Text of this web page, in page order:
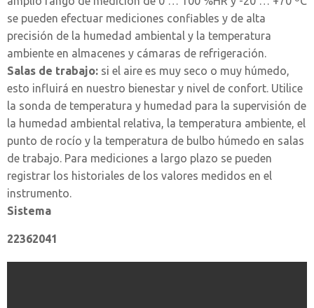
se pueden efectuar mediciones confiables y de alta
precisión de la humedad ambiental y la temperatura
ambiente en almacenes y cámaras de refrigeración.
Salas de trabajo: si el aire es muy seco o muy húmedo,
esto influirá en nuestro bienestar y nivel de confort. Utilice
la sonda de temperatura y humedad para la supervisión de
la humedad ambiental relativa, la temperatura ambiente, el
punto de rocío y la temperatura de bulbo húmedo en salas
de trabajo. Para mediciones a largo plazo se pueden
registrar los historiales de los valores medidos en el
instrumento.
Sistema
22362041